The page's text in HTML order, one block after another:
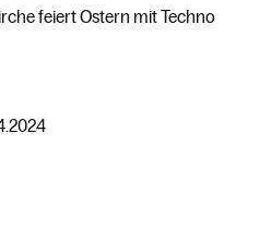
feiert Ostern mit Techno